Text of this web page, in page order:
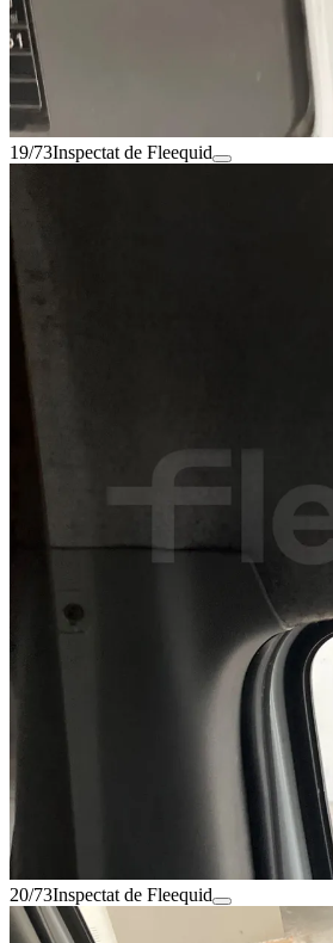
19/73Inspectat de Fleequid
20/73Inspectat de Fleequid